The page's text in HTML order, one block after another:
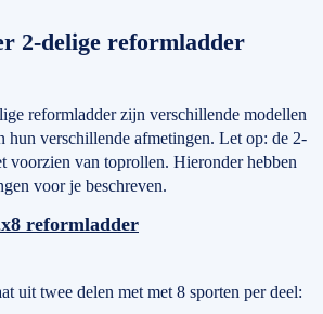
2-delige reformladder
reformladder zijn verschillende modellen
hun verschillende afmetingen. Let op: de 2-
voorzien van toprollen. Hieronder hebben
voor je beschreven.
reformladder
uit twee delen met met 8 sporten per deel: